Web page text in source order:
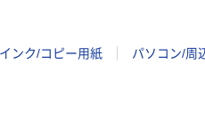
ンク/コピー用紙 パソコン/周